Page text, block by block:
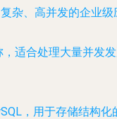
杂、高并发的企业级
，适合处理大量并发
，用于存储结构化